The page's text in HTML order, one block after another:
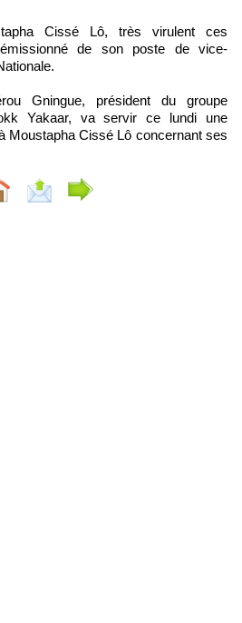
de son poste de vice-
Gningue, président du groupe
Yakaar, va servir ce lundi une
Moustapha Cissé Lô concernant ses